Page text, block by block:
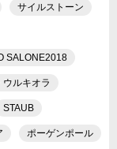
サイルストーン
SALONE2018
ルキオラ
STAUB
ポーゲンポール